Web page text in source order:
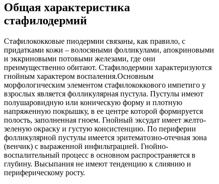
Общая характеристика
стафилодермий
Стафилококковые пиодермии связаны, как правило, с
придатками кожи – волосяными фолликулами, апокриновыми
и эккриновыми потовыми железами, где они
преимущественно обитают. Стафилодермии характеризуются
гнойным характером воспаления.Основным
морфологическим элементом стафилококкового импетиго у
взрослых является фолликулярная пустула. Пустулы имеют
полушаровидную или коническую форму и плотную
напряженную покрышку, в ее центре которой формируется
полость, заполненная гноем. Гнойный эксудат имеет желто-
зеленую окраску и густую консистенцию. По периферии
фолликулярной пустулы имеется эритематозно-отечная зона
(венчик) с выраженной инфильтрацией. Гнойно-
воспалительный процесс в основном распространяется в
глубину. Высыпания не имеют тенденцию к слиянию и
периферическому росту.